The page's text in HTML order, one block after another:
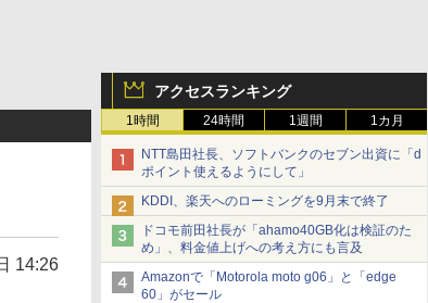
アクセスランキング
1時間 24時間 1週間 1カ月
NTT島田社長、ソフトバンクのセブン出資に「d
ポイント使えるようにして」
KDDI、楽天へのローミングを9月末で終了
ドコモ前田社長が「ahamo40GB化は検証のた
め」、料金値上げへの考え方にも言及
Amazonで「Motorola moto g06」と「edge
60」がセール
14:26